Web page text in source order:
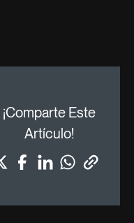
¡Comparte Este
Artículo!